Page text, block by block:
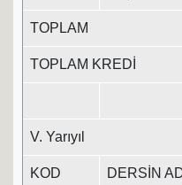
TOPLAM
TOPLAM KREDİ
V. Yarıyıl
KOD DERSİN